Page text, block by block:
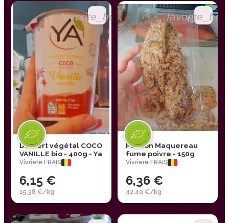
favorite_border
Dessert végétal COCO
VANILLE bio - 400g - Ya
Vivriere FRAIS
6,15 €
15,38 €/kg
Poisson Maquereau
fume poivre - 150g
Vivriere FRAIS
6,36 €
42,40 €/kg